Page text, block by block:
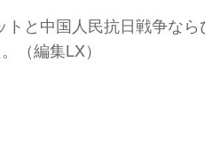
と中国人民抗日戦争な
（編集LX）